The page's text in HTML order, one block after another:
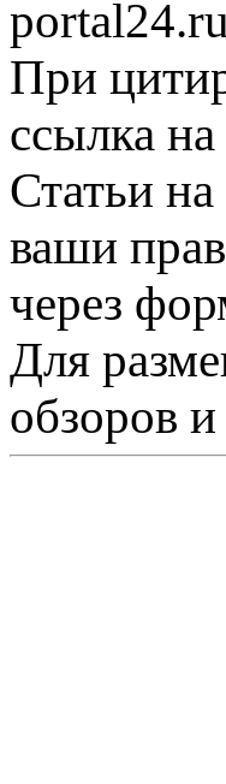
При
ссылка на
Статьи
ваши
через
Для
обзоров